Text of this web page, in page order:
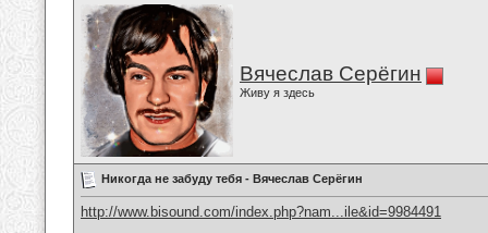
Вячеслав Серёгин
Живу я здесь
Никогда не забуду тебя - Вячеслав Серёгин
http://www.bisound.com/index.php?nam...ile&id=9984491